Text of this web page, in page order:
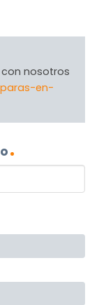
nosotros
en-